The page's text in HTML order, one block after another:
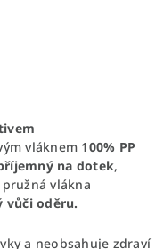
vláknem 100% PP
na dotek,
vlákna
vůči oděru.
a neobsahuje zdraví